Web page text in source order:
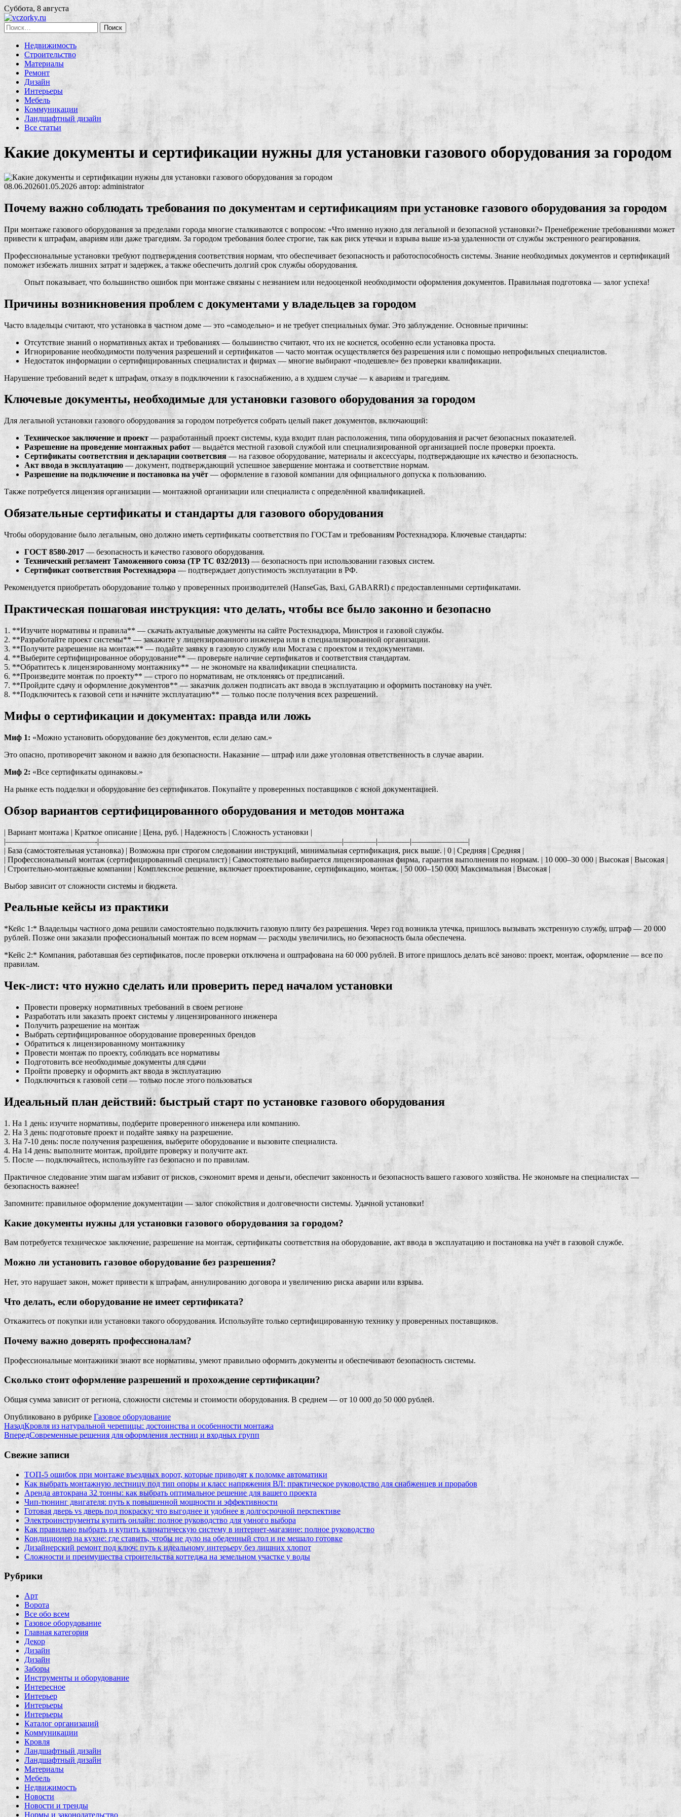
Суббота, 8 августа
Найти:
Недвижимость
Строительство
Материалы
Ремонт
Дизайн
Интерьеры
Мебель
Коммуникации
Ландшафтный дизайн
Все статьи
Какие документы и сертификации нужны для установки газового оборудования за городом
08.06.202601.05.2026 автор: administrator
Почему важно соблюдать требования по документам и сертификациям при установке газового оборудования за городом
При монтаже газового оборудования за пределами города многие сталкиваются с вопросом: «Что именно нужно для легальной и безопасной установки?» Пренебрежение требованиями может
привести к штрафам, авариям или даже трагедиям. За городом требования более строгие, так как риск утечки и взрыва выше из-за удаленности от службы экстренного реагирования.
Профессиональные установки требуют подтверждения соответствия нормам, что обеспечивает безопасность и работоспособность системы. Знание необходимых документов и сертификаций
поможет избежать лишних затрат и задержек, а также обеспечить долгий срок службы оборудования.
Опыт показывает, что большинство ошибок при монтаже связаны с незнанием или недооценкой необходимости оформления документов. Правильная подготовка — залог успеха!
Причины возникновения проблем с документами у владельцев за городом
Часто владельцы считают, что установка в частном доме — это «самодельно» и не требует специальных бумаг. Это заблуждение. Основные причины:
Отсутствие знаний о нормативных актах и требованиях — большинство считают, что их не коснется, особенно если установка проста.
Игнорирование необходимости получения разрешений и сертификатов — часто монтаж осуществляется без разрешения или с помощью непрофильных специалистов.
Недостаток информации о сертифицированных специалистах и фирмах — многие выбирают «подешевле» без проверки квалификации.
Нарушение требований ведет к штрафам, отказу в подключении к газоснабжению, а в худшем случае — к авариям и трагедиям.
Ключевые документы, необходимые для установки газового оборудования за городом
Для легальной установки газового оборудования за городом потребуется собрать целый пакет документов, включающий:
Техническое заключение и проект— разработанный проект системы, куда входит план расположения, типа оборудования и расчет безопасных показателей.
Разрешение на проведение монтажных работ— выдаётся местной газовой службой или специализированной организацией после проверки проекта.
Сертификаты соответствия и декларации соответсвия — на газовое оборудование, материалы и аксессуары, подтверждающие их качество и безопасность.
Акт ввода в эксплуатацию— документ, подтверждающий успешное завершение монтажа и соответствие нормам.
Разрешение на подключение и постановка на учёт— оформление в газовой компании для официального допуска к пользованию.
Также потребуется лицензия организации — монтажной организации или специалиста с определённой квалификацией.
Обязательные сертификаты и стандарты для газового оборудования
Чтобы оборудование было легальным, оно должно иметь сертификаты соответствия по ГОСТам и требованиям Ростехнадзора. Ключевые стандарты:
ГОСТ 8580-2017 — безопасность и качество газового оборудования.
Технический регламент Таможенного союза (ТР ТС 032/2013)— безопасность при использовании газовых систем.
Сертификат соответствия Ростехнадзора — подтверждает допустимость эксплуатации в РФ.
Рекомендуется приобретать оборудование только у проверенных производителей (HanseGas, Baxi, GABARRI) с предоставленными сертификатами.
Практическая пошаговая инструкция: что делать, чтобы все было законно и безопасно
1. **Изучите нормативы и правила** — скачать актуальные документы на сайте Ростехнадзора, Минстроя и газовой службы.
2. **Разработайте проект системы** — закажите у лицензированного инженера или в специализированной организации.
3. **Получите разрешение на монтаж** — подайте заявку в газовую службу или Мосгаза с проектом и техдокументами.
4. **Выберите сертифицированное оборудование** — проверьте наличие сертификатов и соответствия стандартам.
5. **Обратитесь к лицензированному монтажнику** — не экономьте на квалификации специалиста.
6. **Произведите монтаж по проекту** — строго по нормативам, не отклоняясь от предписаний.
7. **Пройдите сдачу и оформление документов** — заказчик должен подписать акт ввода в эксплуатацию и оформить постановку на учёт.
8. **Подключитесь к газовой сети и начните эксплуатацию** — только после получения всех разрешений.
Мифы о сертификации и документах: правда или ложь
Миф 1: «Можно установить оборудование без документов, если делаю сам.»
Это опасно, противоречит законом и важно для безопасности. Наказание — штраф или даже уголовная ответственность в случае аварии.
Миф 2: «Все сертификаты одинаковы.»
На рынке есть подделки и оборудование без сертификатов. Покупайте у проверенных поставщиков с ясной документацией.
Обзор вариантов сертифицированного оборудования и методов монтажа
| Вариант монтажа | Краткое описание | Цена, руб. | Надежность | Сложность установки |
|———————————-|——————————————————————————————|————|————|———————|
| База (самостоятельная установка) | Возможна при строгом следовании инструкций, минимальная сертификация, риск выше. | 0 | Средняя | Средняя |
| Профессиональный монтаж (сертифицированный специалист) | Самостоятельно выбирается лицензированная фирма, гарантия выполнения по нормам. | 10 000–30 000 | Высокая | Высокая |
| Строительно-монтажные компании | Комплексное решение, включает проектирование, сертификацию, монтаж. | 50 000–150 000| Максимальная | Высокая |
Выбор зависит от сложности системы и бюджета.
Реальные кейсы из практики
*Кейс 1:* Владельцы частного дома решили самостоятельно подключить газовую плиту без разрешения. Через год возникла утечка, пришлось вызывать экстренную службу, штраф — 20 000
рублей. Позже они заказали профессиональный монтаж по всем нормам — расходы увеличились, но безопасность была обеспечена.
*Кейс 2:* Компания, работавшая без сертификатов, после проверки отключена и оштрафована на 60 000 рублей. В итоге пришлось делать всё заново: проект, монтаж, оформление — все по
правилам.
Чек-лист: что нужно сделать или проверить перед началом установки
Провести проверку нормативных требований в своем регионе
Разработать или заказать проект системы у лицензированного инженера
Получить разрешение на монтаж
Выбрать сертифицированное оборудование проверенных брендов
Обратиться к лицензированному монтажнику
Провести монтаж по проекту, соблюдать все нормативы
Подготовить все необходимые документы для сдачи
Пройти проверку и оформить акт ввода в эксплуатацию
Подключиться к газовой сети — только после этого пользоваться
Идеальный план действий: быстрый старт по установке газового оборудования
1. На 1 день: изучите нормативы, подберите проверенного инженера или компанию.
2. На 3 день: подготовьте проект и подайте заявку на разрешение.
3. На 7-10 день: после получения разрешения, выберите оборудование и вызовите специалиста.
4. На 14 день: выполните монтаж, пройдите проверку и получите акт.
5. После — подключайтесь, используйте газ безопасно и по правилам.
Практичное следование этим шагам избавит от рисков, сэкономит время и деньги, обеспечит законность и безопасность вашего газового хозяйства. Не экономьте на специалистах —
безопасность важнее!
Запомните: правильное оформление документации — залог спокойствия и долговечности системы. Удачной установки!
Какие документы нужны для установки газового оборудования за городом?
Вам потребуется техническое заключение, разрешение на монтаж, сертификаты соответствия на оборудование, акт ввода в эксплуатацию и постановка на учёт в газовой службе.
Можно ли установить газовое оборудование без разрешения?
Нет, это нарушает закон, может привести к штрафам, аннулированию договора и увеличению риска аварии или взрыва.
Что делать, если оборудование не имеет сертификата?
Откажитесь от покупки или установки такого оборудования. Используйте только сертифицированную технику у проверенных поставщиков.
Почему важно доверять профессионалам?
Профессиональные монтажники знают все нормативы, умеют правильно оформить документы и обеспечивают безопасность системы.
Сколько стоит оформление разрешений и прохождение сертификации?
Общая сумма зависит от региона, сложности системы и стоимости оборудования. В среднем — от 10 000 до 50 000 рублей.
Опубликовано в рубрике Газовое оборудование
НазадКровля из натуральной черепицы: достоинства и особенности монтажа
ВпередСовременные решения для оформления лестниц и входных групп
Свежие записи
ТОП-5 ошибок при монтаже въездных ворот, которые приводят к поломке автоматики
Как выбрать монтажную лестницу под тип опоры и класс напряжения ВЛ: практическое руководство для снабженцев и прорабов
Аренда автокрана 32 тонны: как выбрать оптимальное решение для вашего проекта
Чип‑тюнинг двигателя: путь к повышенной мощности и эффективности
Готовая дверь vs дверь под покраску: что выгоднее и удобнее в долгосрочной перспективе
Электроинструменты купить онлайн: полное руководство для умного выбора
Как правильно выбрать и купить климатическую систему в интернет‑магазине: полное руководство
Кондиционер на кухне: где ставить, чтобы не дуло на обеденный стол и не мешало готовке
Дизайнерский ремонт под ключ: путь к идеальному интерьеру без лишних хлопот
Сложности и преимущества строительства коттеджа на земельном участке у воды
Рубрики
Арт
Ворота
Все обо всем
Газовое оборудование
Главная категория
Декор
Дизайн
Дизайн
Заборы
Инструменты и оборудование
Интересное
Интерьер
Интерьеры
Интерьеры
Каталог организаций
Коммуникации
Кровля
Ландшафтный дизайн
Ландшафтный дизайн
Материалы
Мебель
Недвижимость
Новости
Новости и тренды
Нормы и законодательство